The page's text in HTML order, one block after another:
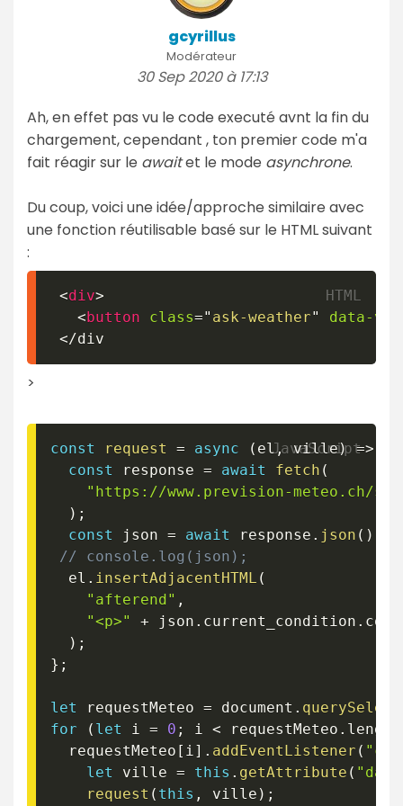
gcyrillus
Modérateur
30 Sep 2020 à 17:13
Ah, en effet pas vu le code executé avnt la fin du
chargement, cependant , ton premier code m'a
fait réagir sur le awaitet le mode asynchrone.
Du coup, voici une idée/approche similaire avec
une fonction réutilisable basé sur le HTML suivant
:
<div>
<button class=" ask-weather"
data-
</div
>
const request = async ( el, ville) =>
const
response = await fetch (
"https://www.prevision-meteo.ch/
) ;
const
json = await response . json ( )
// console.log(json);
  el
. insertAdjacentHTML (
"afterend" ,
"<p>"
+ json . current_condition .
) ;
} ;
let requestMeteo = document .
for
( let i = 0 ; i < requestMeteo . length
  requestMeteo
[ i ] . addEventListener (
let
ville = this . getAttribute (
request ( this , ville ) ;